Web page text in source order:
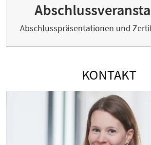
Abschlusspräsentationen und
KONTAKT